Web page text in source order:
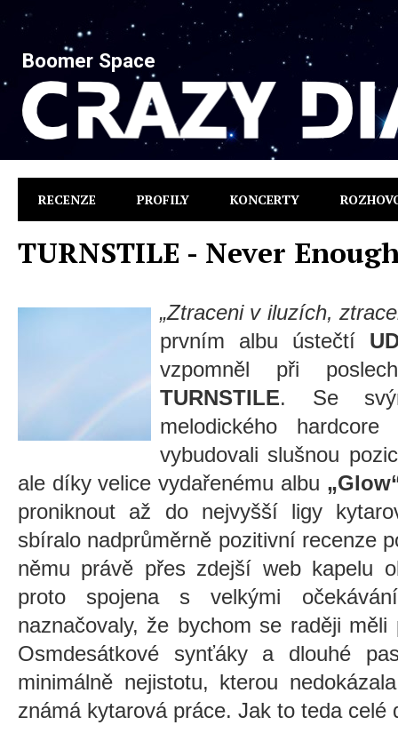
Boomer Space
RECENZE PROFILY KONCERTY
TURNSTILE - Never
„Ztraceni v iluzích,
prvním albu ústečtí
vzpomněl při
TURNSTILE. Se
melodického
vybudovali slušnou
ale díky velice vydařenému albu
proniknout až do nejvyšší ligy
sbíralo nadprůměrně pozitivní recenze
němu právě přes zdejší web kapelu
proto spojena s velkými
naznačovaly, že bychom se raději
Osmdesátkové synťáky a dlouhé
minimálně nejistotu, kterou
známá kytarová práce. Jak to teda celé